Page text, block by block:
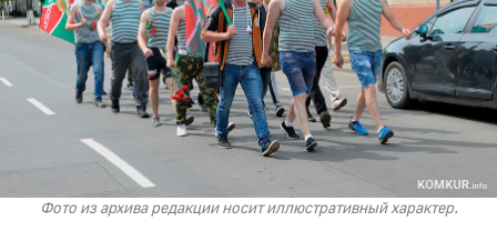
Фото из архива редакции носит иллюстративный характер.